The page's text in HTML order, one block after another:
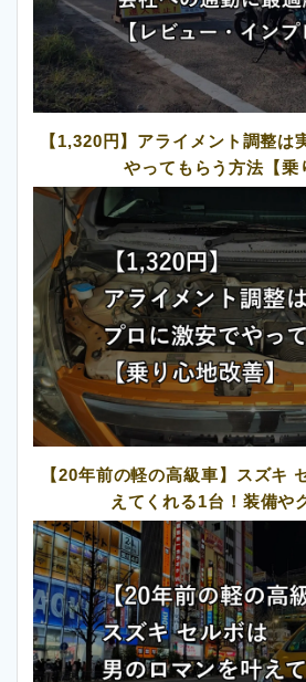
【1,320円】アライメント調整
やってもらう方法【乗
【20年前の軽の高級車】スズキ
えてくれる1台！装備や